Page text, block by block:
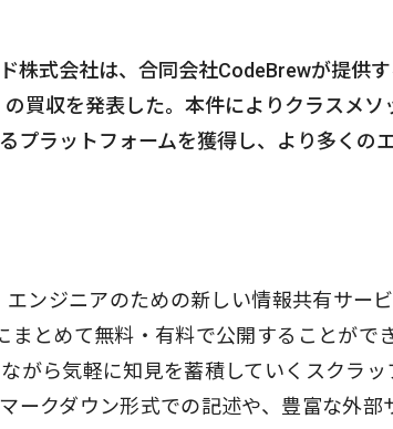
株式会社は、合同会社CodeBrewが提供
の買収を発表した。本件によりクラスメ
プラットフォームを獲得し、より多くの
エンジニアのための新しい情報共有サー
まとめて無料・有料で公開することがで
がら気軽に知見を蓄積していくスクラ
ークダウン形式での記述や、豊富な外